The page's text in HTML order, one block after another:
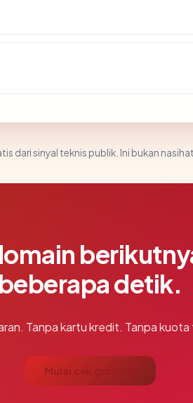
dari sinyal teknis publik. Ini bukan
beberapa detik.
Tanpa kartu kredit. Tanpa
Mulai cek gratis →